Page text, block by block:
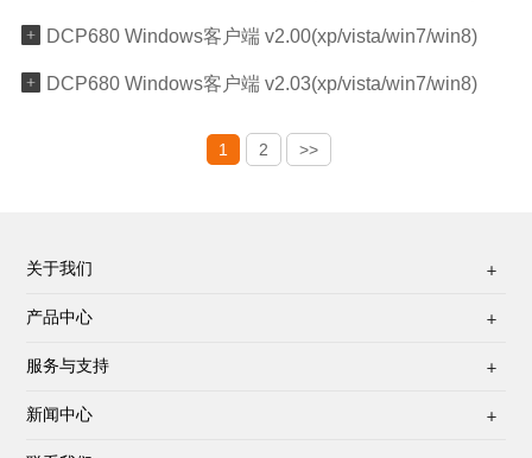
 DCP680 Windows客户端 v2.00(xp/vista/win7/win8)
 DCP680 Windows客户端 v2.03(xp/vista/win7/win8)
1 2 >>
关于我们 
产品中心 
服务与支持 
新闻中心 